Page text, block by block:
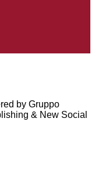
by Gruppo
& New Social